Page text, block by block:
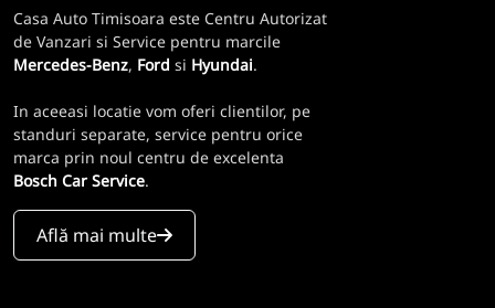
Casa Auto Timisoara este Centru Autorizat
de Vanzari si Service pentru marcile
Mercedes-Benz, Ford si Hyundai.
In aceeasi locatie vom oferi clientilor, pe
standuri separate, service pentru orice
marca prin noul centru de excelenta
Bosch Car Service.
Află mai multe